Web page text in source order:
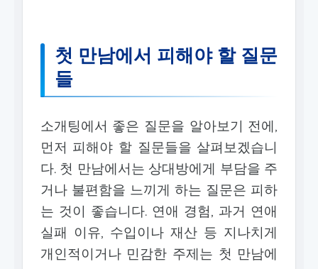
첫 만남에서 피해야 할 질문
들
소개팅에서 좋은 질문을 알아보기 전에,
먼저 피해야 할 질문들을 살펴보겠습니
다. 첫 만남에서는 상대방에게 부담을 주
거나 불편함을 느끼게 하는 질문은 피하
는 것이 좋습니다. 연애 경험, 과거 연애
실패 이유, 수입이나 재산 등 지나치게
개인적이거나 민감한 주제는 첫 만남에